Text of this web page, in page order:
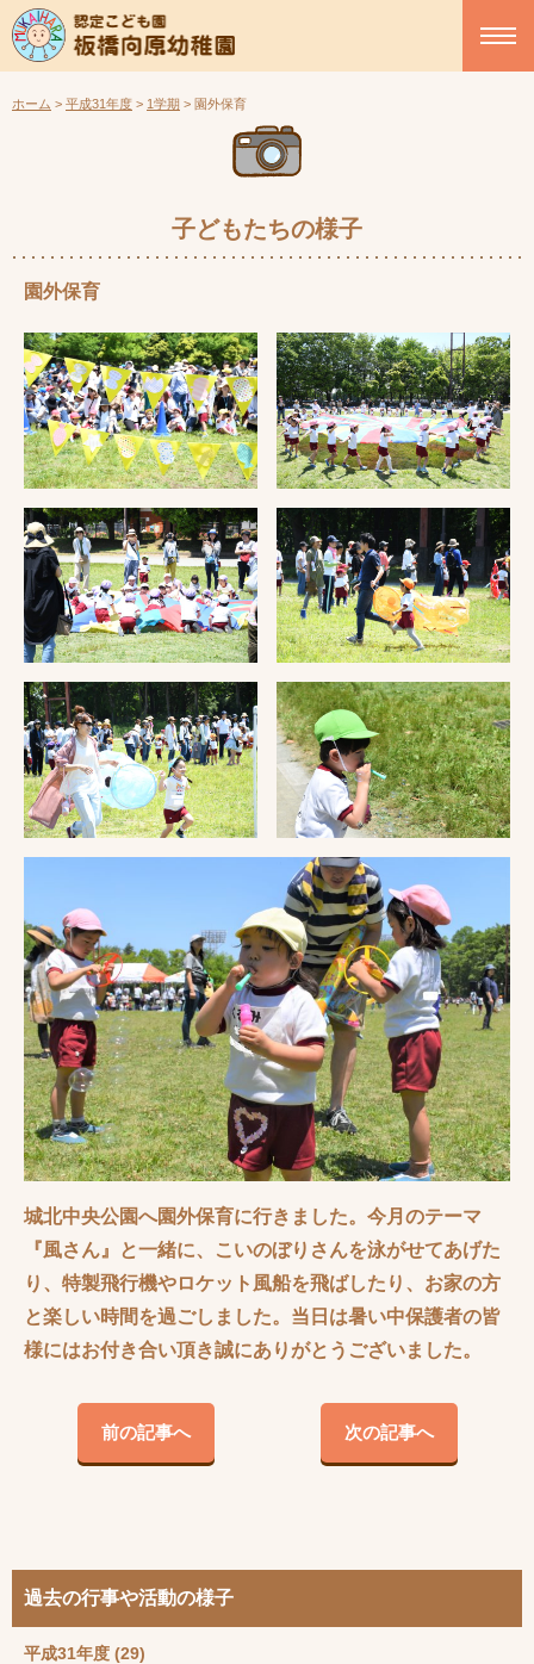
ホーム > 平成31年度 > 1学期 > 園外保育
子どもたちの様子
園外保育
城北中央公園へ園外保育に行きました。今月のテーマ
『風さん』と一緒に、こいのぼりさんを泳がせてあげた
り、特製飛行機やロケット風船を飛ばしたり、お家の方
と楽しい時間を過ごしました。当日は暑い中保護者の皆
様にはお付き合い頂き誠にありがとうございました。
前の記事へ 次の記事へ
過去の行事や活動の様子
平成31年度 (29)